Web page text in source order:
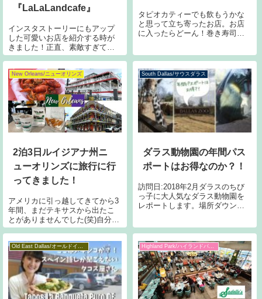
『LaLaLandcafe』
インスタストーリーにもアップ
した可愛いお店を紹介する時が
きました！正直、素敵すぎて、
他の人に教えたくないってぐら
公開したいと思います！お店の
名前が「ララランド」！あのロ
サンゼルスを舞台にした大ヒッ
ト映画を彷彿させ
タピオカティーでも飲もうかな
と思って立ち寄ったお店。お店
に入ったらどーん！巻き寿司教
などを利用して予約制寿司教室
（カリフォルニアロール）を開
催していて、人気だとか。おも
しろーい
New Orleans/ニューオリンズ
2泊3日ルイジアナ州ニ
ューオリンズに旅行に行
ってきました！
アメリカに引っ越してきてから3
年間、まだテキサスから出たこ
とがありませんでした(笑)自分で
も信じられません。この度、3年
イジアナ州ニューオリンズ
（New Orleans）に行ってきまし
た。New Orleansの
South Dallas/サウスダラス
ダラス動物園の年間パス
ポートはお得なのか？！
訪問日:2018年2月ダラスのちび
っ子に大人気なダラス動物園を
レポートします。場所ダウンタ
プ・アーツ・ディストリクトも
すぐ近く。園内私たちは2月の真
冬、でもこの日はコートを着れ
ば問題なく
Old East Dallas/オールドイーストダラス Highland Park/ハイランドパーク